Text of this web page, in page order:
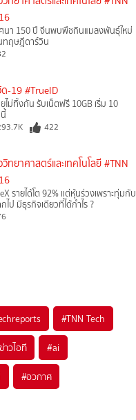
นา 150 ปี จีนพบพืชกินแมลงพันธุ์ใหม่
ทฤษฎีดาร์วิน
ด-19 #TrueID
ไม่ทิ้งกัน รับเน็ตฟรี 10GB เริ่ม 10
422
ทยาศาสตร์และเทคโนโลยี #TNN
รายได้โต 92% แต่หุ้นร่วงเพราะทุ่มกับ
ไป มีธุรกิจเดียวที่ได้กำไร ?
#TNN Tech
าวไอที #ai
#อวกาศ